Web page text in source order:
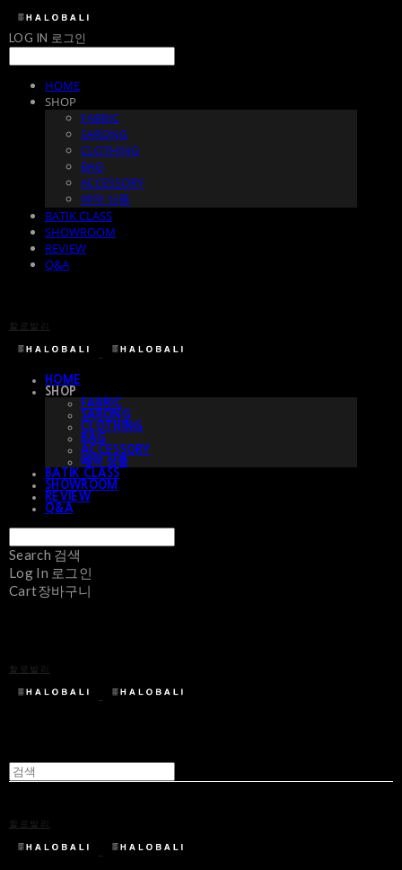
LOG IN 로그인
HOME
SHOP
FABRIC
SARONG
CLOTHING
BAG
ACCESSORY
예약 상품
BATIK CLASS
SHOWROOM
REVIEW
Q&A
할로발리
HOME
SHOP
FABRIC
SARONG
CLOTHING
BAG
ACCESSORY
예약 상품
BATIK CLASS
SHOWROOM
REVIEW
Q&A
Search 검색
Log In 로그인
Cart장바구니
할로발리
할로발리